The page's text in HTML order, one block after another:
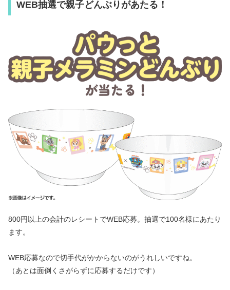
WEB抽選で親子どんぶりがあたる！
800円以上の会計のレシートでWEB応募。抽選で100名様にあたり
ます。
WEB応募なので切手代がかからないのがうれしいですね。
（あとは面倒くさがらずに応募するだけです）